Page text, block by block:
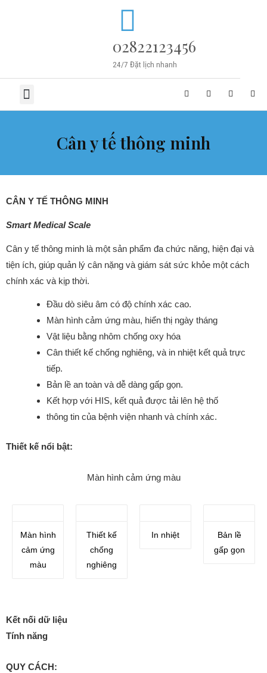
02822123456
24/7 Đặt lịch nhanh
Cân y tế thông minh
CÂN Y TẾ THÔNG MINH
Smart Medical Scale
Cân y tế thông minh là một sản phẩm đa chức năng, hiện đại và
tiện ích, giúp quản lý cân nặng và giám sát sức khỏe một cách
chính xác và kịp thời.
Đầu dò siêu âm có độ chính xác cao.
Màn hình cảm ứng màu, hiển thị ngày tháng
Vật liệu bằng nhôm chống oxy hóa
Cân thiết kế chống nghiêng, và in nhiệt kết quả trực
tiếp.
Bản lề an toàn và dễ dàng gấp gọn.
Kết hợp với HIS, kết quả được tải lên hệ thố
thông tin của bệnh viện nhanh và chính xác.
Thiết kế nổi bật:
Màn hình cảm ứng màu
Màn hình
cảm ứng
màu
Thiết kế
chống
nghiêng
In nhiệt
Bản lề
gấp gọn
Kết nối dữ liệu
Tính năng
QUY CÁCH: